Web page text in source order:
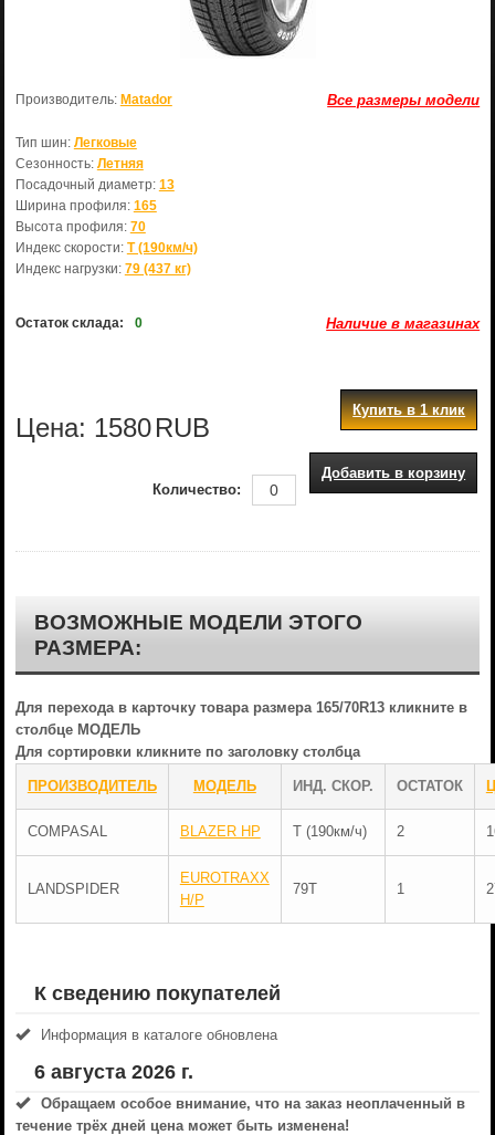
Все размеры модели
Производитель: Matador
Тип шин: Легковые
Сезонность: Летняя
Посадочный диаметр: 13
Ширина профиля: 165
Высота профиля: 70
Индекс скорости: T (190км/ч)
Индекс нагрузки: 79 (437 кг)
Остаток склада: 0 Наличие в магазинах
Цена: 1580RUB
Купить в 1 клик
Добавить в корзину
Количество:
ВОЗМОЖНЫЕ МОДЕЛИ ЭТОГО
РАЗМЕРА:
Для перехода в карточку товара размера 165/70R13 кликните в
столбце МОДЕЛЬ
Для сортировки кликните по заголовку столбца
ПРОИЗВОДИТЕЛЬ МОДЕЛЬ ИНД. СКОР. ОСТАТОК
COMPASAL BLAZER HP T (190км/ч) 2
LANDSPIDER
EUROTRAXX
H/P
79T 1
К сведению покупателей
Информация в каталоге обновлена
6 августа 2026 г.
Обращаем особое внимание, что на заказ неоплаченный в
течениe трёх дней цена может быть изменена!